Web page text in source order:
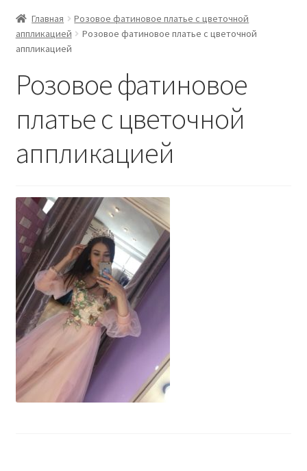
Главная
Розовое фатиновое платье с цветочной
аппликацией
Розовое фатиновое платье с цветочной
аппликацией
Розовое фатиновое
платье с цветочной
аппликацией